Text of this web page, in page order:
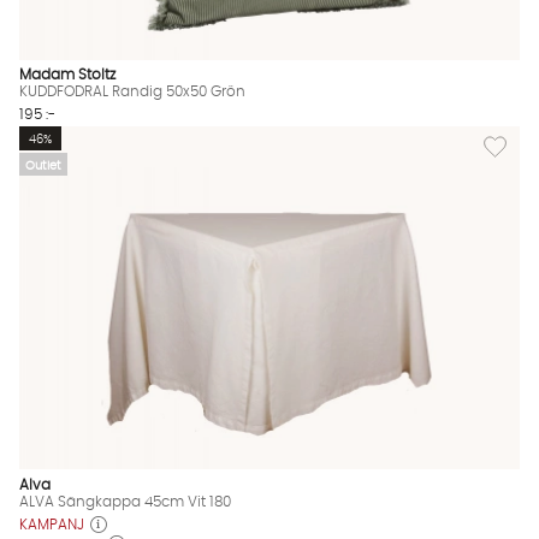
Madam Stoltz
KUDDFODRAL Randig 50x50 Grön
195 :-
Outlet
Lägg
46%
Alva
ALVA Sängkappa 45cm Vit 180
KAMPANJ